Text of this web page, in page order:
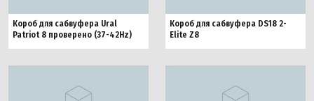
Короб для сабвуфера Ural
Patriot 8 проверено (37-42Hz)
Короб для сабвуфера DS18 2-
Elite Z8